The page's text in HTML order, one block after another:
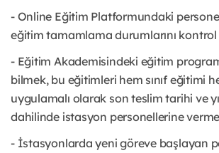
- Online Eğitim Platformundaki personel
eğitim tamamlama durumlarını
- Eğitim Akademisindeki eğitim
bilmek, bu eğitimleri hem sınıf eğitimi
uygulamalı olarak son teslim tarihi ve
dahilinde istasyon personellerine
- İstasyonlarda yeni göreve başlayan